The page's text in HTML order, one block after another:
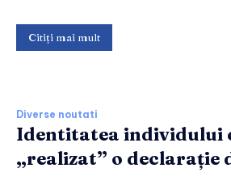
Citiți mai mult
Diverse noutati
Identitatea individului
„realizat” o declarație